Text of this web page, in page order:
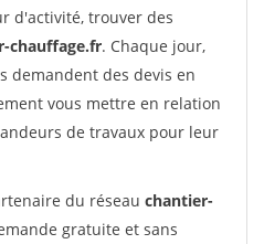
d'activité, trouver des
chauffage.fr. Chaque jour,
demandent des devis en
vous mettre en relation
de travaux pour leur
du réseau chantier-
gratuite et sans